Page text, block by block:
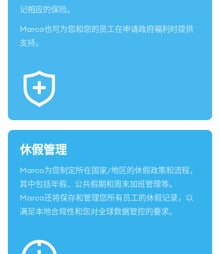
记相应的保险。
Marco也可为您和您的员工在申请政府福利时提供
支持。
休假管理
Marco为您制定所在国家/地区的休假政策和流程，
其中包括年假、公共假期和周末加班管理等。
Marco还将保存和管理您所有员工的休假记录，以
满足本地合规性和您对全球数据管控的要求。